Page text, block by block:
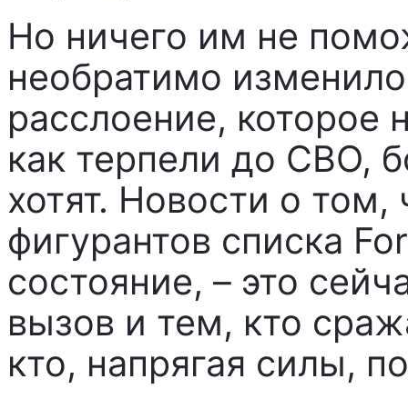
Но ничего им не
необратимо
расслоение,
как терпели до СВО,
хотят. Новости о том,
фигурантов списка
состояние, – это
вызов и тем, кто
кто, напрягая силы,